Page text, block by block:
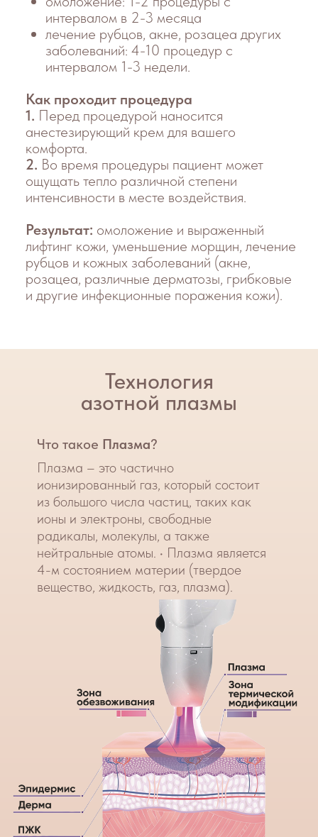
частот газообразный азот
преобразуется в плазму внутри
манипулятора
Диагноз
атрофия кожи.
Комбинированный
тип старения.
Гиперпигментация.
Курс лечения
NeoGen EVO (2 процедуры) + Nithya
Диагноз
тип старения.
Курс лечения
Увядание кожи.
Дисхромия,
гиперпигментация
Курс лечения
NeoGen EVO + Поверхностный пилинг
Диагноз
Старческая
атрофия кожи.
Комбинированный
Дисхромия,
гиперпигментация.
NeoGen EVO (1 процедура)
Часто задаваемые
вопросы